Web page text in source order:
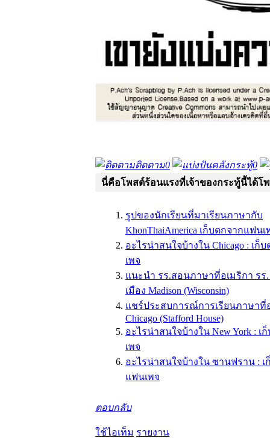
ติดตาม0 คลังกระทู้0
นี่คือโพสต์ร้อนแรงที่เจ้าของกระทู้นี้ได้โพ
รูปของนักเรียนที่มาเรียนภาษากับ
KhonThaiAmerica เก็บตกจากแฟนเ
อะไรน่าสนใจบ้างใน Chicago : เก็
เพจ
แนะนำ รร.สอนภาษาที่อเมริกา รร.
เมือง Madison (Wisconsin)
แชร์ประสบการณ์การเรียนภาษาที่
Chicago (Stafford House)
อะไรน่าสนใจบ้างใน New York : เ
เพจ
อะไรน่าสนใจบ้างใน ซานฟราน : เ
แฟนเพจ
ตอบกลับ
ใช้ไอเท็ม รายงาน